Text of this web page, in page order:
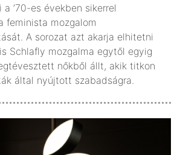
a ’70-es években sikerrel
feminista mozgalom
A sorozat azt akarja elhitetni
Schlafly mozgalma egytől egyig
nőkből állt, akik titkon
által nyújtott szabadságra.